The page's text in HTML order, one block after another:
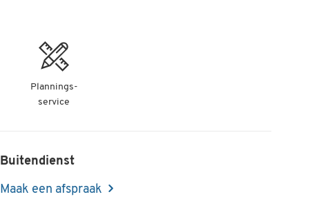
Plannings-
service
Buitendienst
Maak een afspraak